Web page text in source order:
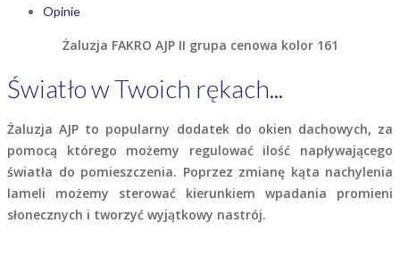
Opinie
Żaluzja FAKRO AJP II grupa cenowa kolor 161
Światło w Twoich rękach...
Żaluzja AJP to popularny dodatek do okien dachowych, za
pomocą którego możemy regulować ilość napływającego
światła do pomieszczenia. Poprzez zmianę kąta nachylenia
lameli możemy sterować kierunkiem wpadania promieni
słonecznych i tworzyć wyjątkowy nastrój.